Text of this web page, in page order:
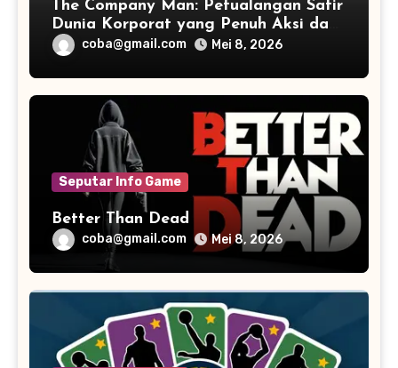
The Company Man: Petualangan Satir
Dunia Korporat yang Penuh Aksi dan
Humorcoba@gmail.com Mei 8, 2026
Seputar Info Game
Better Than Dead
coba@gmail.com Mei 8, 2026